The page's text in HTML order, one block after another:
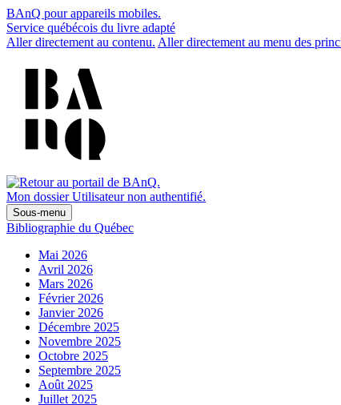
BAnQ pour appareils mobiles.
Service québécois du livre adapté
Aller directement au contenu. Aller directement au menu des
Mon dossier Utilisateur non authentifié.
Sous-menu
Bibliographie du Québec
Mai 2026
Avril 2026
Mars 2026
Février 2026
Janvier 2026
Décembre 2025
Novembre 2025
Octobre 2025
Septembre 2025
Août 2025
Juillet 2025